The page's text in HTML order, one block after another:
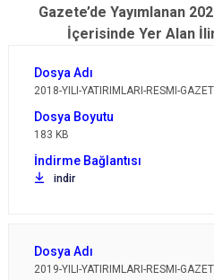
Gazete’de Yayımlanan
İçerisinde Yer Alan
2018-YILI-YATIRIMLARI-RESMI-
183 KB
indir
2019-YILI-YATIRIMLARI-RESMI-